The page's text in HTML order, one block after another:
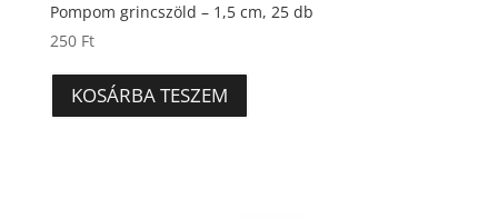
Pompom grincszöld – 1,5 cm, 25 db
250 Ft
KOSÁRBA TESZEM